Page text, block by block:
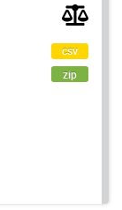
csv
zip